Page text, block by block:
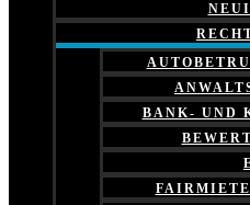
BANK- UND